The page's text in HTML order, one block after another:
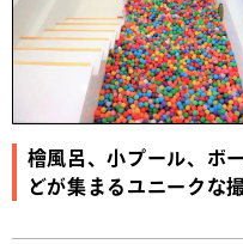
檜風呂、小プール、ボ
どが集まるユニークな